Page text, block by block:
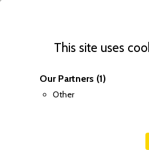
This site uses
Our Partners (1)
Other